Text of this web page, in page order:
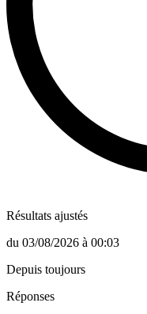
Résultats ajustés
du 03/08/2026 à 00:03
Depuis toujours
Réponses